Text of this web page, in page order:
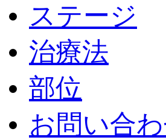
ステージ
治療法
部位
お問い合